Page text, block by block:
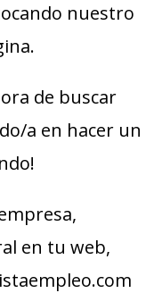
nuestro
de buscar
a en hacer un
en tu web,